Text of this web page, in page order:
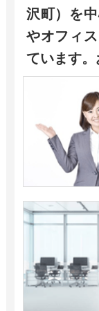
沢町）を
やオフィ
ています。